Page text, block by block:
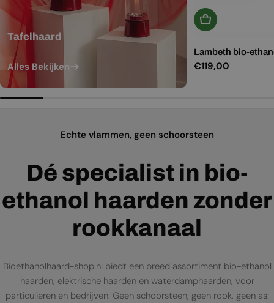
Tafelhaard
Alles Bekijken
In Winkelwagen
Lambeth bio-
Normale
€119,00
Echte vlammen, geen schoorsteen
Dé specialist in bio-
ethanol haarden zonder
rookkanaal
Bioethanolhaard-shop.nl biedt een breed assortiment bio-ethanol
haarden, elektrische haarden en waterdamphaarden, voor
particulieren en bedrijven. Geen schoorsteen, geen rook, geen as: